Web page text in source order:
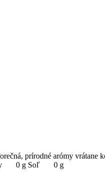
prírodné arómy vrátane
0 g Soľ 0 g